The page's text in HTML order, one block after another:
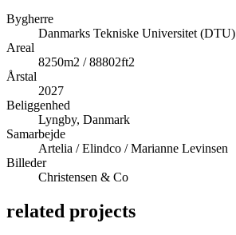
Bygherre
Danmarks Tekniske Universitet (DTU)
Areal
8250m2 / 88802ft2
Årstal
2027
Beliggenhed
Lyngby, Danmark
Samarbejde
Artelia / Elindco / Marianne Levinsen
Billeder
Christensen & Co
related projects